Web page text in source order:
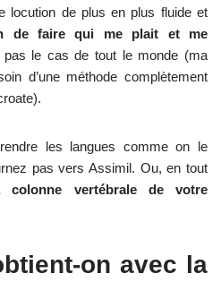
locution de plus en plus fluide et
de faire qui me plait et me
pas le cas de tout le monde (ma
d’une méthode complètement
les langues comme on le
pas vers Assimil. Ou, en tout
colonne vertébrale de votre
on avec la